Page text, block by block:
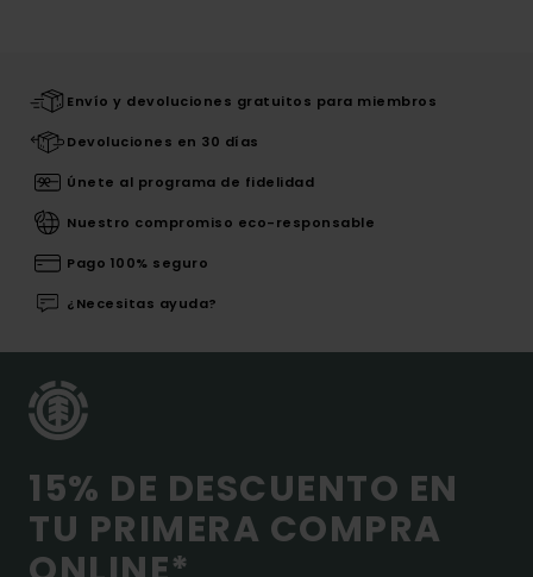
Envío y devoluciones gratuitos para miembros
Devoluciones en 30 días
Únete al programa de fidelidad
Nuestro compromiso eco-responsable
Pago 100% seguro
¿Necesitas ayuda?
15% DE DESCUENTO EN
TU PRIMERA COMPRA